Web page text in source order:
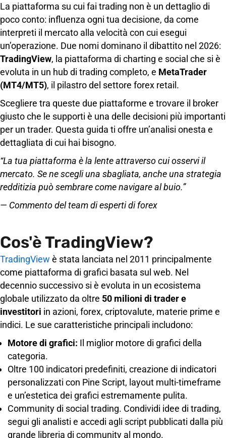
La piattaforma su cui fai trading non è un dettaglio di
poco conto: influenza ogni tua decisione, da come
interpreti il ​​mercato alla velocità con cui esegui
un’operazione. Due nomi dominano il dibattito nel 2026:
TradingView, la piattaforma di charting e social che si è
evoluta in un hub di trading completo, e MetaTrader
(MT4/MT5), il pilastro del settore forex retail.
Scegliere tra queste due piattaforme e trovare il broker
giusto che le supporti è una delle decisioni più importanti
per un trader. Questa guida ti offre un’analisi onesta e
dettagliata di cui hai bisogno.
“La tua piattaforma è la lente attraverso cui osservi il
mercato. Se ne scegli una sbagliata, anche una strategia
redditizia può sembrare come navigare al buio.”
— Commento del team di esperti di forex
Cos'è TradingView?
TradingView è stata lanciata nel 2011 principalmente
come piattaforma di grafici basata sul web. Nel
decennio successivo si è evoluta in un ecosistema
globale utilizzato da oltre 50 milioni di trader e
investitori in azioni, forex, criptovalute, materie prime e
indici. Le sue caratteristiche principali includono:
Motore di grafici: Il miglior motore di grafici della
categoria.
Oltre 100 indicatori predefiniti, creazione di indicatori
personalizzati con Pine Script, layout multi-timeframe
e un’estetica dei grafici estremamente pulita.
Community di social trading. Condividi idee di trading,
segui gli analisti e accedi agli script pubblicati dalla più
grande libreria di community al mondo.